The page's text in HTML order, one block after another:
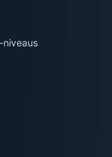
niveaus